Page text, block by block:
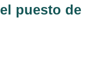
puesto de